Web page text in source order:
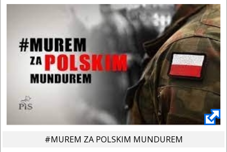
#MUREM ZA POLSKIM MUNDUREM